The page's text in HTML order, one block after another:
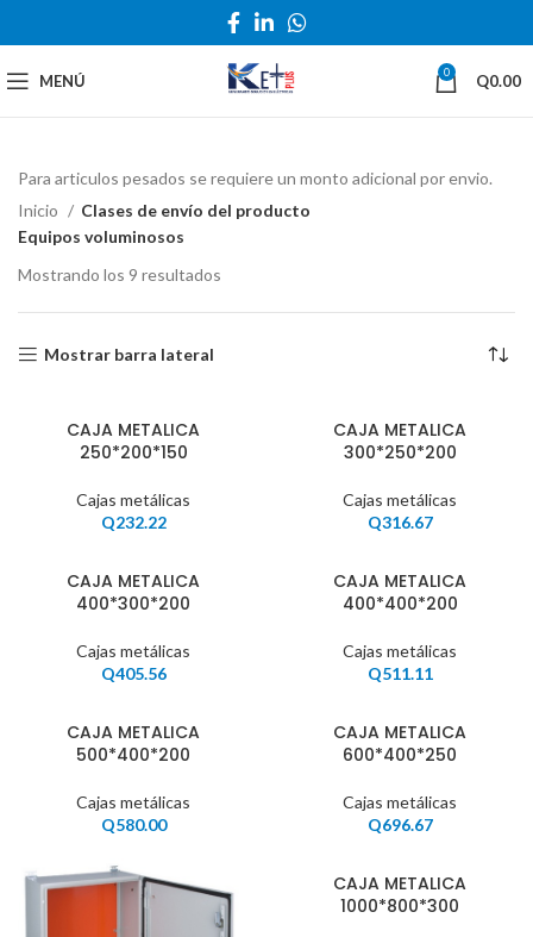
MENÚ 0 Q0.00
Para articulos pesados se requiere un monto adicional por envio.
Inicio
Clases de envío del producto
Equipos voluminosos
Mostrando los 9 resultados
Mostrar barra lateral
CAJA METALICA
250*200*150
Cajas metálicas
Q232.22
CAJA METALICA
300*250*200
Cajas metálicas
Q316.67
CAJA METALICA
400*300*200
Cajas metálicas
Q405.56
CAJA METALICA
400*400*200
Cajas metálicas
Q511.11
CAJA METALICA
500*400*200
Cajas metálicas
Q580.00
CAJA METALICA
600*400*250
Cajas metálicas
Q696.67
CAJA METALICA
1000*800*300